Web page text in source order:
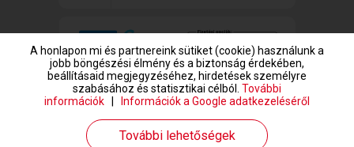
www.randivonal.hu © Copyright 1999-2026 Dating Central Europe Zrt.
A honlapon mi és partnereink sütiket (cookie) használunk a
jobb böngészési élmény és a biztonság érdekében,
beállításaid megjegyzéséhez, hirdetések személyre
szabásához és statisztikai célból. További
információk
Információk a Google adatkezeléséről
További lehetőségek